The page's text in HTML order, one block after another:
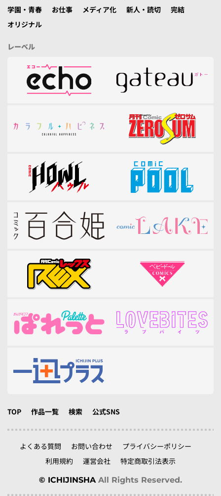
学園・青春
お仕事 メディア化 新人・読切
完結
オリジナル
レーベル
TOP 作品一覧 検索 公式SNS
よくある質問 お問い合わせ
プライバシーポリシー
利用規約
運営会社 特定商取引法表示
© ICHIJINSHA All Rights Reserved.